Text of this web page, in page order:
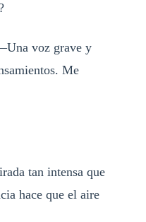
voz grave y
Me
tan intensa que
hace que el aire